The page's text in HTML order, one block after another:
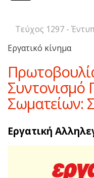
Τεύχος 1297 -
Εργατικό κίνημα
Σωματείων:
Εργατική